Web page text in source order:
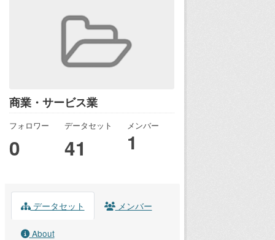
商業・サービス業
フォロワー
0
データセット
41
メンバー
1
データセット メンバー
About